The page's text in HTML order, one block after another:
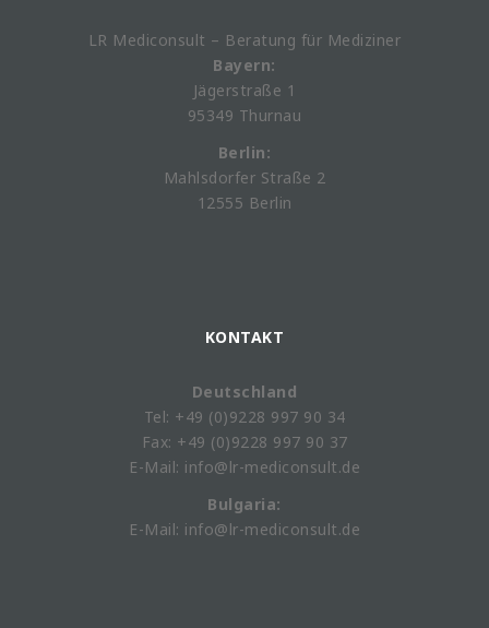
LR Mediconsult – Beratung für Mediziner
Bayern:
Jägerstraße 1
95349 Thurnau
Berlin:
Mahlsdorfer Straße 2
12555 Berlin
KONTAKT
Deutschland
Tel: +49 (0)9228 997 90 34
Fax: +49 (0)9228 997 90 37
E-Mail: info@lr-mediconsult.de
Bulgaria:
E-Mail: info@lr-mediconsult.de